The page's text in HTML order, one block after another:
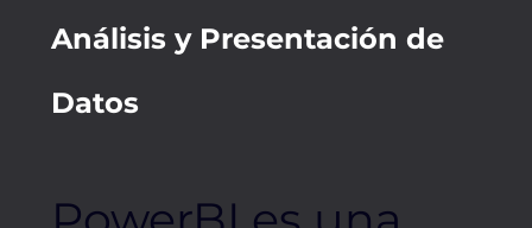
Análisis y Presentación de
Datos